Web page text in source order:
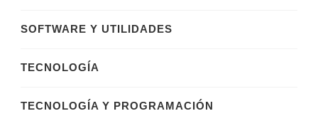
SOFTWARE Y UTILIDADES
TECNOLOGÍA
TECNOLOGÍA Y PROGRAMACIÓN